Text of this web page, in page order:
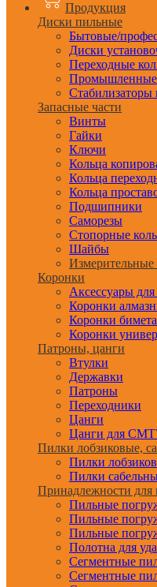
Продукция
Диски пильные
Бытовые/
Диски
Переходные
Промышленные
Стабилизаторы
Запасные части
Винты
Гайки
Ключи
Кольца
Кольца
Кольца
Подшипники
Саморезы
Стопорные
Шайбы
Коронки
Аксессуары
Коронки
Коронки
Коронки
Патроны, цанги
Втулки
Державки
Патроны
Переходники
Цанги
Цанги для
Пилки лобзиковые,
Пилки
Пилки
Принадлежности для
Пильные
Пильные
Пильные
Полотна для
Сегментные
Сегментные